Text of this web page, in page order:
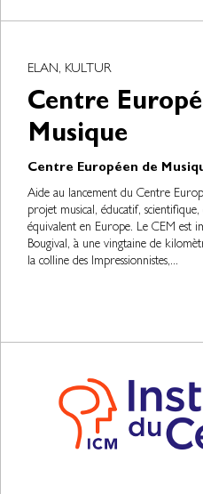
ELAN, KULTUR
Centre
Musique
Centre Européen de
Aide au lancement du Centre
projet musical, éducatif,
équivalent en Europe. Le CEM est
Bougival, à une vingtaine de
la colline des Impressionnistes,...